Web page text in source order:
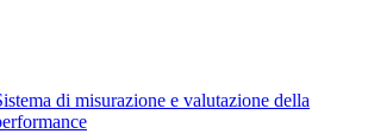
di misurazione e valutazione della